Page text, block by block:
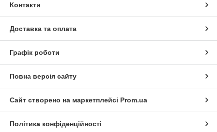
Контакти
Доставка та оплата
Графік роботи
Повна версія сайту
Сайт створено на маркетплейсі Prom.ua
Політика конфіденційності